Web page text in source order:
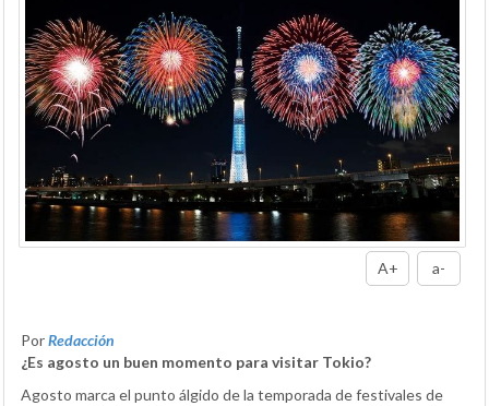
A+ a-
PorRedacción
¿Es agosto un buen momento para visitar Tokio?
Agosto marca el punto álgido de la temporada de festivales de